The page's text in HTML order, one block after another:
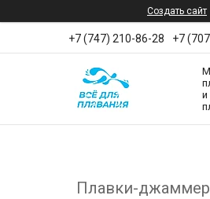
Создать сайт
+7 (747) 210-86-28 +7
и
Плавки-